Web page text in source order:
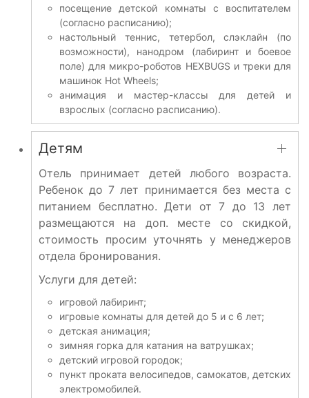
посещение детской комнаты с воспитателем
(согласно расписанию);
настольный теннис, тетербол, слэклайн (по
возможности), нанодром (лабиринт и боевое
поле) для микро-роботов HEXBUGS и треки для
машинок Hot Wheels;
анимация и мастер-классы для детей и
взрослых (согласно расписанию).
Детям
Отель принимает детей любого возраста.
Ребенок до 7 лет принимается без места с
питанием бесплатно. Дети от 7 до 13 лет
размещаются на доп. месте со скидкой,
стоимость просим уточнять у менеджеров
отдела бронирования.
Услуги для детей:
игровой лабиринт;
игровые комнаты для детей до 5 и с 6 лет;
детская анимация;
зимняя горка для катания на ватрушках;
детский игровой городок;
пункт проката велосипедов, самокатов, детских
электромобилей.